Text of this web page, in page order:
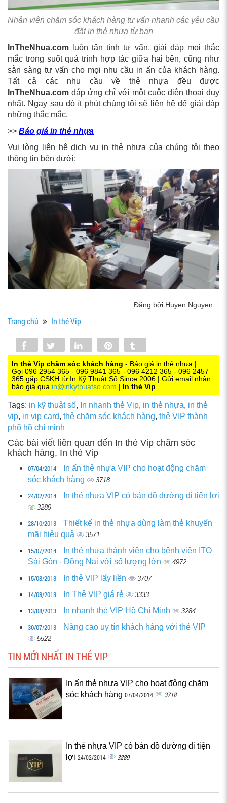
Nhân viên chăm sóc khách hàng tư vấn nhanh các yêu cầu
đặt in thẻ nhựa từ bạn
InTheNhua.com luôn tận tình tư vấn, giải đáp mọi thắc
mắc trong suốt quá trình hợp tác giữa hai bên, cũng như
sẵn sàng tư vấn cho mọi nhu cầu in ấn của khách hàng.
Tất cả các nhu cầu về thẻ nhựa đều được
InTheNhua.com đáp ứng chỉ với một cuộc điện thoại duy
nhất. Ngay sau đó ít phút chúng tôi sẽ liên hệ để giải đáp
những thắc mắc.
>> Báo giá in thẻ nhựa
Vui lòng liên hệ dịch vụ in thẻ nhựa của chúng tôi theo
thông tin bên dưới:
Đăng bởi Huyen Nguyen
Trang chủ In thẻ Vip
Share Tweet Share
0
In thẻ Vip chăm sóc khách hàng - Báo giá in thẻ nhựa |
Gọi 096 2954 365 - 096 9841 365 - 096 4212 365 - 096 2457
365 gặp CSKH từ In Kỹ Thuật Số Since 2006 | Gửi email nhận
báo giá qua in@inkythuatso.com | In thẻ Vip
Tags: in kỹ thuật số, In nhanh thẻ Vip, in thẻ nhựa, in thẻ
vip, in vip card, thẻ chăm sóc khách hàng, thẻ VIP thành
phố hồ chí minh
Các bài viết liên quan đến In thẻ Vip chăm sóc
khách hàng, In thẻ Vip
07/04/2014
In ấn thẻ nhựa VIP cho hoạt động chăm
sóc khách hàng
3718
24/02/2014 In thẻ nhựa VIP có bản đồ đường đi tiện lợi
3289
28/10/2013
Thiết kế in thẻ nhựa dùng làm thẻ khuyến
mãi hiệu quả
3571
15/07/2014
In thẻ nhựa thành viên cho bệnh viện ITO
Sài Gòn - Đồng Nai với số lượng lớn
4972
15/08/2013 In thẻ VIP lấy liền 3707
14/08/2013 In Thẻ VIP giá rẻ 3333
13/08/2013 In nhanh thẻ VIP Hồ Chí Minh 3284
30/07/2013 Nâng cao uy tín khách hàng với thẻ VIP
5522
TIN MỚI NHẤT IN THẺ VIP
In ấn thẻ nhựa VIP cho hoạt động chăm
sóc khách hàng 07/04/2014 3718
In thẻ nhựa VIP có bản đồ đường đi tiện
lợi 24/02/2014 3289